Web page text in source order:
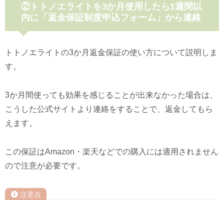
②トトノエライトを3か月使用したら1週間以
内に「返金保証制度申込フォーム」から連絡
トトノエライトの3か月返金保証の使い方について説明しま
す。
3か月間使っても効果を感じることが出来なかった場合は、
こうした公式サイトより連絡をすることで、返金してもら
えます。
この保証はAmazon・楽天などでの購入には適用されません
ので注意が必要です。
注意点